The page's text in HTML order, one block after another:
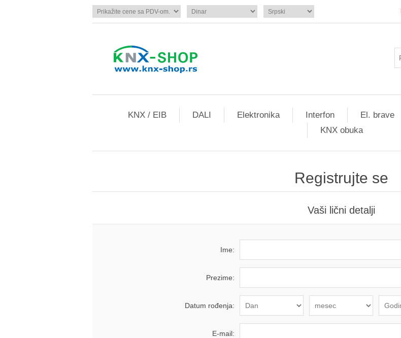
KNX / EIB DALI Elektronika Interfon El. brave
KNX obuka
Registrujte se
Vaši lični detalji
Ime:
Prezime:
Datum rođenja:
E-mail: